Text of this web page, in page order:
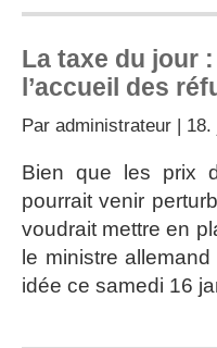
La taxe du jour
l’accueil des
Par administrateur | 18.
Bien que les prix
pourrait venir
voudrait mettre en
le ministre
idée ce samedi 16